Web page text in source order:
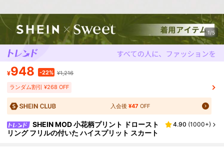
1/5
¥948 -22% ¥1,216
ランダム割引 ¥268 OFF
入会後¥47 OFF
SHEIN MOD 小花柄プリント ドロースト
リング フリルの付いた ハイスプリット スカート
4.90 (1000+)